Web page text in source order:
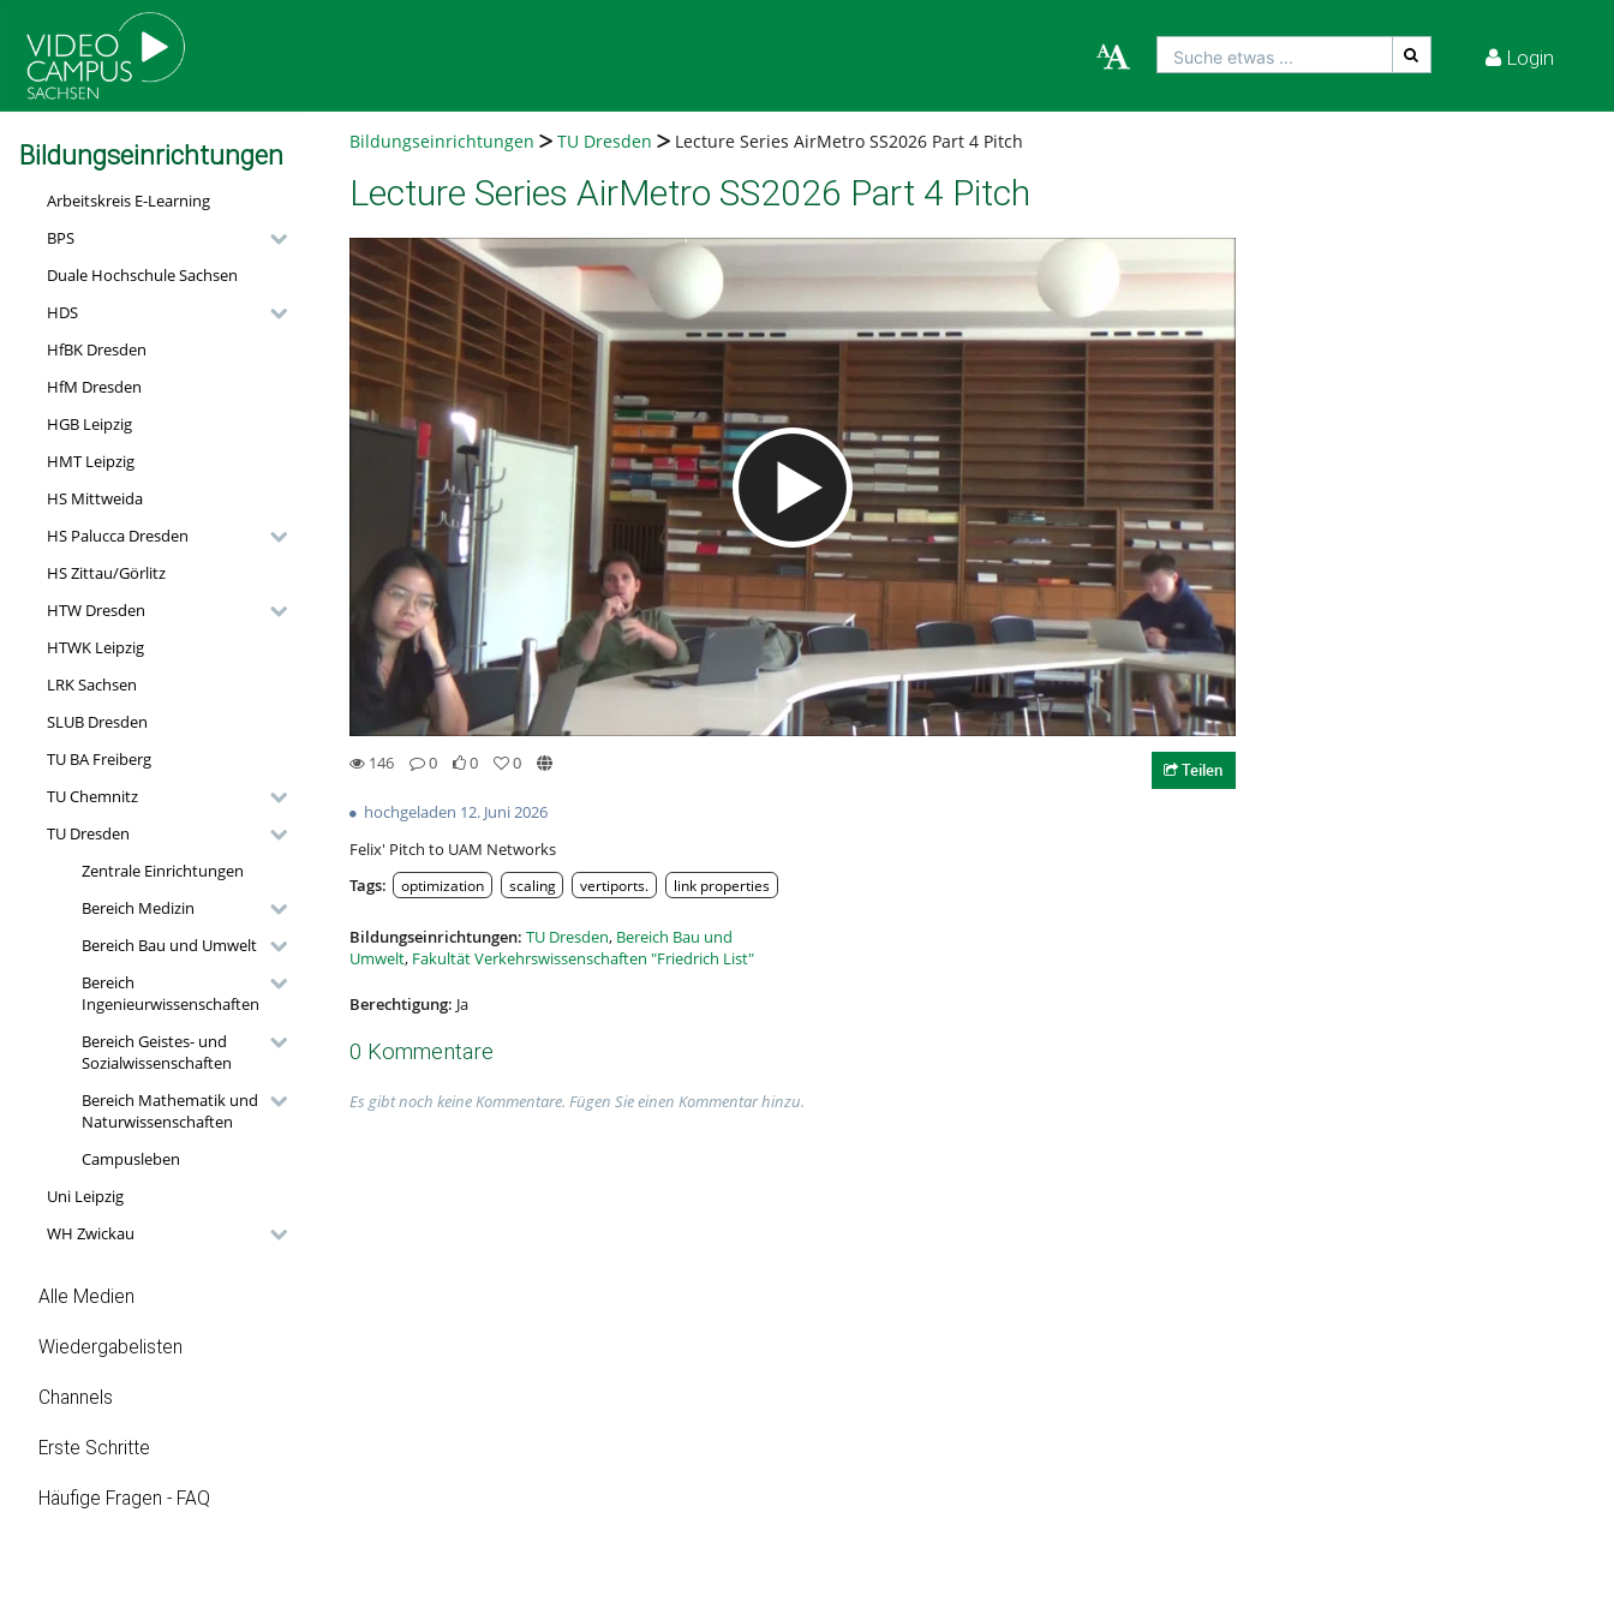
Suche etwas ... Login
Bildungseinrichtungen
Arbeitskreis E-Learning
BPS
Duale Hochschule Sachsen
HDS
HfBK Dresden
HfM Dresden
HGB Leipzig
HMT Leipzig
HS Mittweida
HS Palucca Dresden
HS Zittau/Görlitz
HTW Dresden
HTWK Leipzig
LRK Sachsen
SLUB Dresden
TU BA Freiberg
TU Chemnitz
TU Dresden
Zentrale Einrichtungen
Bereich Medizin
Bereich Bau und Umwelt
Bereich
Ingenieurwissenschaften
Bereich Geistes- und
Sozialwissenschaften
Bereich Mathematik und
Naturwissenschaften
Campusleben
Uni Leipzig
WH Zwickau
Alle Medien
Wiedergabelisten
Channels
Erste Schritte
Häufige Fragen - FAQ
Bildungseinrichtungen TU Dresden Lecture Series AirMetro SS2026 Part 4 Pitch
Lecture Series AirMetro SS2026 Part 4 Pitch
Video abspielen
146
0
0
0
Teilen
hochgeladen 12. Juni 2026
Felix' Pitch to UAM Networks
Tags:
optimization scaling vertiports. link properties
Bildungseinrichtungen: TU Dresden, Bereich Bau und
Umwelt, Fakultät Verkehrswissenschaften "Friedrich List"
Berechtigung: Ja
0 Kommentare
Es gibt noch keine Kommentare. Fügen Sie einen Kommentar hinzu.